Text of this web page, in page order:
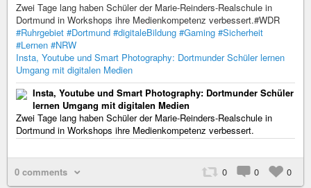
Zwei Tage lang haben Schüler der Marie-Reinders-Realschule in
Dortmund in Workshops ihre Medienkompetenz verbessert.#WDR
#Ruhrgebiet #Dortmund #digitaleBildung #Gaming #Sicherheit
#Lernen #NRW
Insta, Youtube und Smart Photography: Dortmunder Schüler lernen
Umgang mit digitalen Medien
Insta, Youtube und Smart Photography: Dortmunder Schüler
lernen Umgang mit digitalen Medien
Zwei Tage lang haben Schüler der Marie-Reinders-Realschule in
Dortmund in Workshops ihre Medienkompetenz verbessert.
0 comments 0 0 0